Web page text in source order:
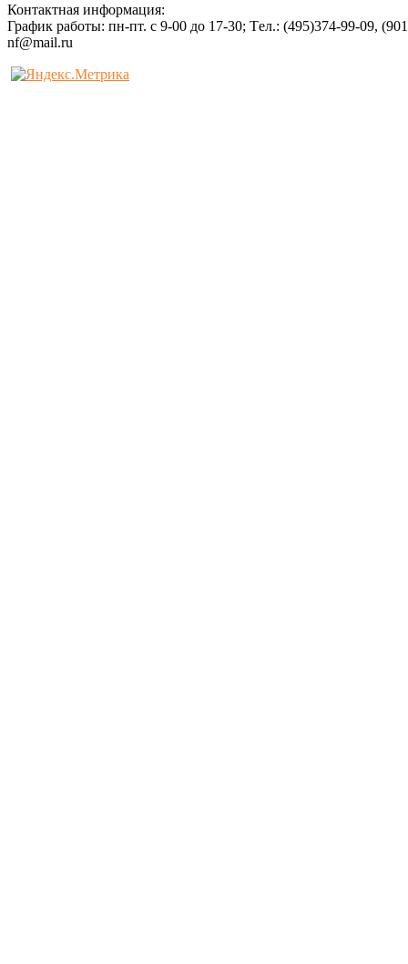
Контактная информация:
График работы: пн-пт. с 9-00 до 17-30; Tел.: (495)374-99-09,
nf@mail.ru